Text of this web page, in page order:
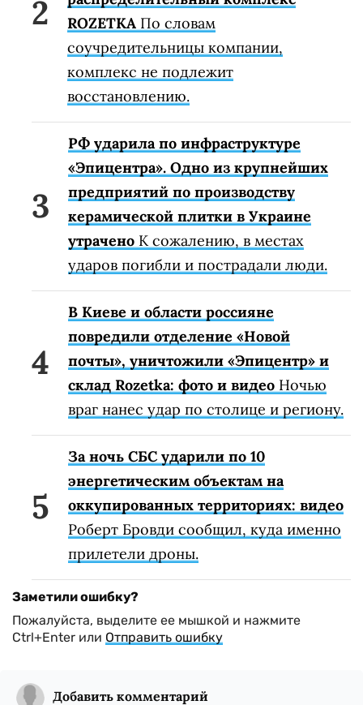
ROZETKA По словам
соучредительницы компании,
комплекс не подлежит
восстановлению.
РФ ударила по инфраструктуре
«Эпицентра». Одно из крупнейших
предприятий по производству
керамической плитки в Украине
утрачено К сожалению, в местах
ударов погибли и пострадали люди.
В Киеве и области россияне
повредили отделение «Новой
почты», уничтожили «Эпицентр» и
склад Rozetka: фото и видео Ночью
враг нанес удар по столице и региону.
За ночь СБС ударили по 10
энергетическим объектам на
оккупированных территориях: видео
Роберт Бровди сообщил, куда именно
прилетели дроны.
Заметили ошибку?
Пожалуйста, выделите ее мышкой и нажмите
Ctrl+Enter или Отправить ошибку
Добавить комментарий